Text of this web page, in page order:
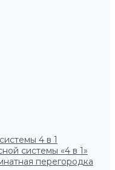
4 в 1
системы «4 в 1»
перегородка